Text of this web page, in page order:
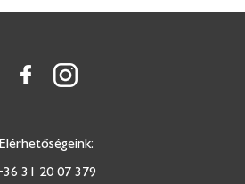
Elérhetőségeink:
31 20 07 379